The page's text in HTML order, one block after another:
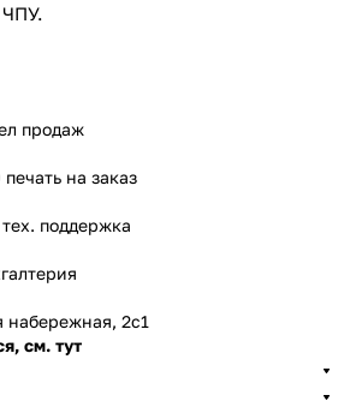
ЧПУ.
продаж
на заказ
поддержка
набережная, 2с1
см. тут